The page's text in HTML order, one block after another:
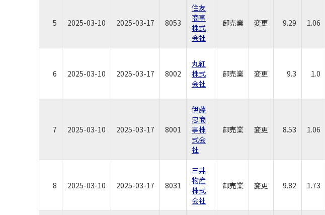
5 2025-03-10 2025-03-17 8053
住友
商事
株式
会社
卸売業 変更 9.29 1.06
6 2025-03-10 2025-03-17 8002
丸紅
株式
会社
卸売業 変更 9.3 1.0
7 2025-03-10 2025-03-17 8001
伊藤
忠商
事株
式会
社
卸売業 変更 8.53 1.06
8 2025-03-10 2025-03-17 8031
三井
物産
株式
会社
卸売業 変更 9.82 1.73